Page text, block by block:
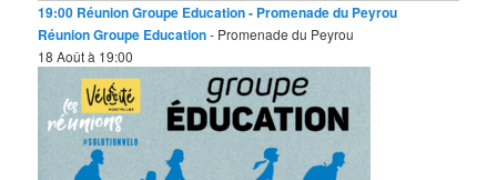
19:00 Réunion Groupe Education- Promenade du Peyrou
Réunion Groupe Education- Promenade du Peyrou
18 Août à 19:00